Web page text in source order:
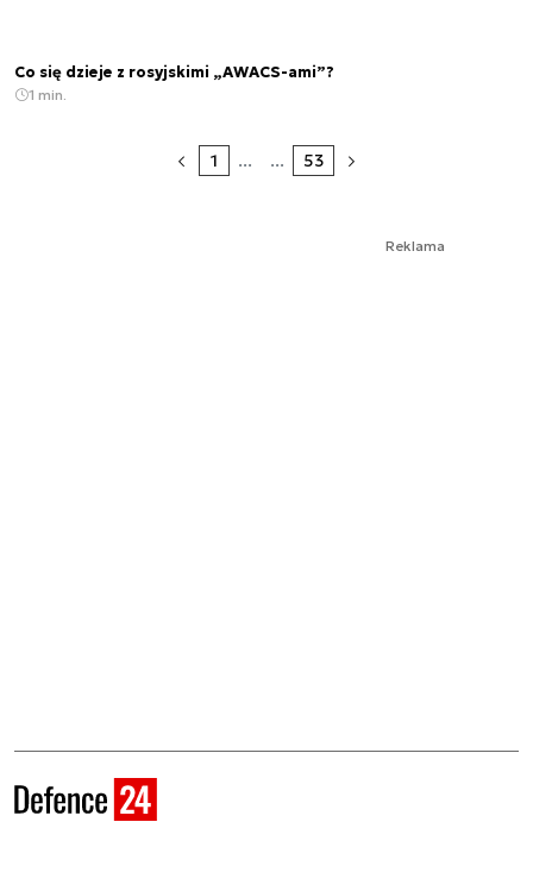
Co się dzieje z rosyjskimi „AWACS-ami”?
1 min.
1 ... ... 53
Reklama